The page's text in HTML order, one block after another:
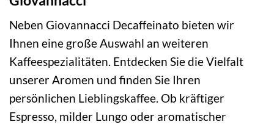
Neben Giovannacci Decaffeinato bieten wir
Ihnen eine große Auswahl an weiteren
Kaffeespezialitäten. Entdecken Sie die Vielfalt
unserer Aromen und finden Sie Ihren
persönlichen Lieblingskaffee. Ob kräftiger
Espresso, milder Lungo oder aromatischer